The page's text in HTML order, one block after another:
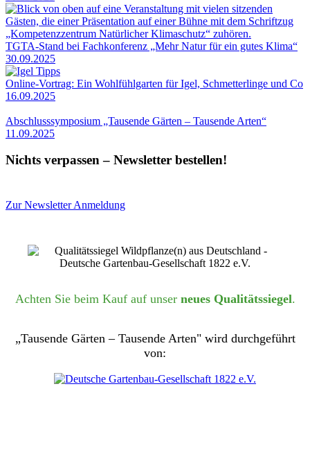
TGTA-Stand bei Fachkonferenz „Mehr Natur für ein gutes Klima“
30.09.2025
Online-Vortrag: Ein Wohlfühlgarten für Igel, Schmetterlinge und Co
16.09.2025
Abschlusssymposium „Tausende Gärten – Tausende Arten“
11.09.2025
Nichts verpassen – Newsletter bestellen!
Zur Newsletter Anmeldung
Achten Sie beim Kauf auf unser neues Qualitätssiegel.
„Tausende Gärten – Tausende Arten" wird durchgeführt
von: